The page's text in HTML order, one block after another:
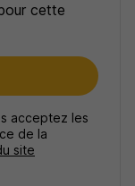
cette
acceptez les
de la
site